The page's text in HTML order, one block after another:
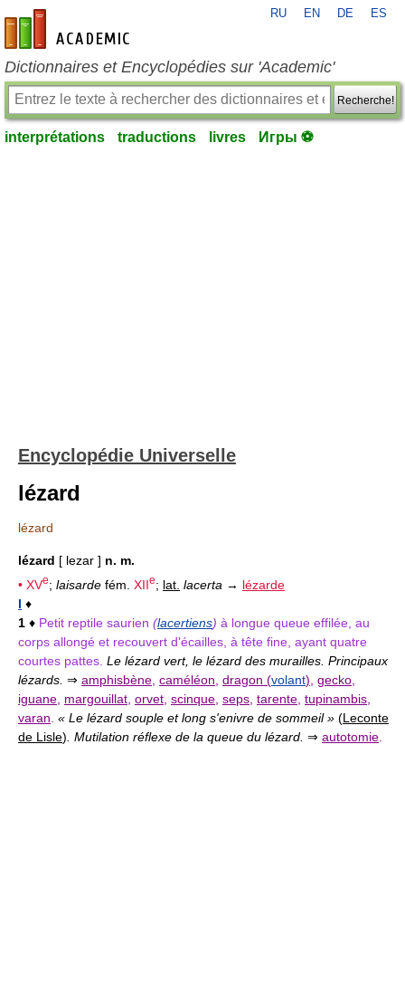
fr-academic.com
RU EN DE ES
Dictionnaires et Encyclopédies sur 'Academic'
Recherche!
interprétations traductions livres Игры ⚽
Encyclopédie Universelle
lézard
lézard
lézard [ lezar ] n. m.
• XVe; laisarde fém. XIIe; lat. lacerta → lézarde
I ♦
1 ♦ Petit reptile saurien (lacertiens) à longue queue effilée, au
corps allongé et recouvert d'écailles, à tête fine, ayant quatre
courtes pattes. Le lézard vert, le lézard des murailles. Principaux
lézards. ⇒ amphisbène caméléon dragon (volant) gecko
iguane margouillat orvet scinque seps tarente tupinambis
varan « Le lézard souple et long s'enivre de sommeil » (Leconte
de Lisle) . Mutilation réflexe de la queue du lézard. ⇒ autotomie